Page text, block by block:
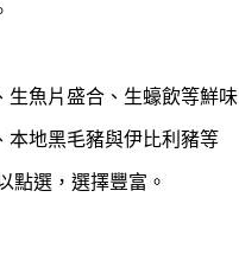
生魚片盛合、生蠔飲等鮮味
本地黑毛豬與伊比利豬等
點選，選擇豐富。